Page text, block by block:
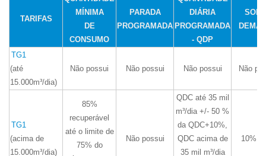
TARIFAS
MÍNIMA
DE
CONSUMO
PARADA
PROGRAMADA
DIÁRIA
PROGRAMADA
- QDP
TG1
(até
15.000m³/dia)
Não possui Não possui Não possui Não
TG1
(acima de
15.000m³/dia)
85%
recuperável
até o limite de
75% do
Não possui
QDC até 35 mil
m³/dia +/- 50 %
da QDC+10%,
QDC acima de
35 mil m³/dia
10%